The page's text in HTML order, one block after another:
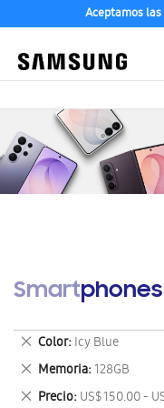
Aceptamos
Smartphones
Color Icy Blue
Eliminar
este
artículo
Memoria 128GB
Eliminar
este
Precio US$ 150.00 -
Eliminar